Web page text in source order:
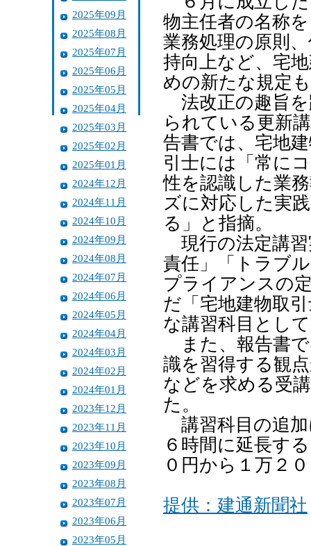
2025年09月
2025年08月
2025年07月
2025年06月
2025年05月
2025年04月
2025年03月
2025年02月
2025年01月
2024年12月
2024年11月
2024年10月
2024年09月
2024年08月
2024年07月
2024年06月
2024年05月
2024年04月
2024年03月
2024年02月
2024年01月
2023年12月
2023年11月
2023年10月
2023年09月
2023年08月
2023年07月
2023年06月
2023年05月
物主任者の名称
業務処理の原則
持向上など、宅
めの新たな規定
法改正の趣旨を
られている更新
告書では、宅地
引士には「常に
性を認識した業
ズに対応した実
る」と指摘。
現行の法定講習
責任」「トラブ
プライアンスの
だ「宅地建物取
な講習科目とし
また、報告書で
識を習得する観
などを求める受
た。
講習科目の追加
６時間に延長す
０円から１万２
提供：建通新聞社